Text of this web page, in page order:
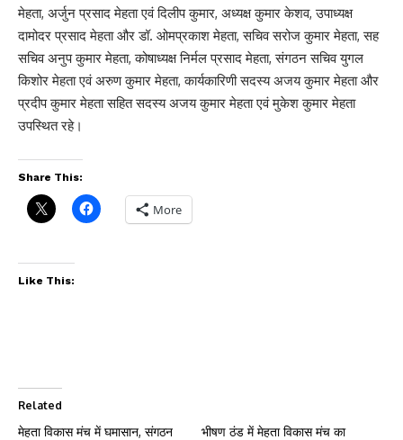
मेहता, अर्जुन प्रसाद मेहता एवं दिलीप कुमार, अध्यक्ष कुमार केशव, उपाध्यक्ष
दामोदर प्रसाद मेहता और डॉ. ओमप्रकाश मेहता, सचिव सरोज कुमार मेहता, सह
सचिव अनुप कुमार मेहता, कोषाध्यक्ष निर्मल प्रसाद मेहता, संगठन सचिव युगल
किशोर मेहता एवं अरुण कुमार मेहता, कार्यकारिणी सदस्य अजय कुमार मेहता और
प्रदीप कुमार मेहता सहित सदस्य अजय कुमार मेहता एवं मुकेश कुमार मेहता
उपस्थित रहे।
Share This:
More
Like This:
Related
मेहता विकास मंच में घमासान, संगठन
भीषण ठंड में मेहता विकास मंच का